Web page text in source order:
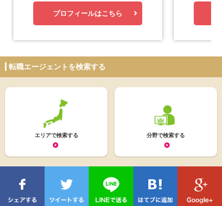
プロフィールはこちら
転職エージェントを検索する
エリアで検索する 分野で検索する